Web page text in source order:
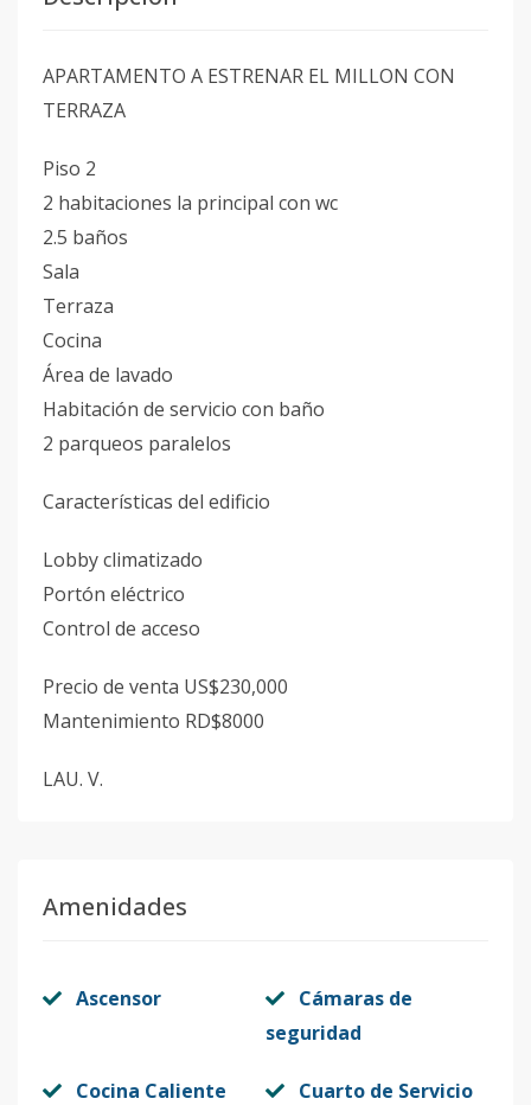
APARTAMENTO A ESTRENAR EL MILLON CON
TERRAZA
Piso 2
2 habitaciones la principal con wc
2.5 baños
Sala
Terraza
Cocina
Área de lavado
Habitación de servicio con baño
2 parqueos paralelos
Características del edificio
Lobby climatizado
Portón eléctrico
Control de acceso
Precio de venta US$230,000
Mantenimiento RD$8000
LAU. V.
Amenidades
Ascensor
Cámaras de
seguridad
Cocina Caliente Cuarto de Servicio